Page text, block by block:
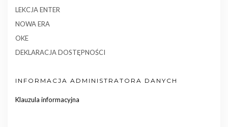
LEKCJA ENTER
NOWA ERA
OKE
DEKLARACJA DOSTĘPNOŚCI
INFORMACJA ADMINISTRATORA DANYCH
Klauzula informacyjna